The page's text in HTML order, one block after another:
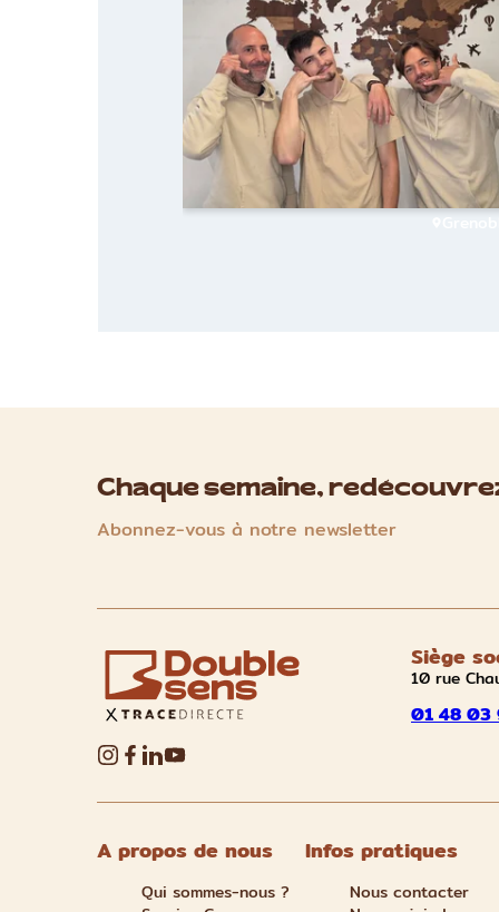
Chaque semaine,
Abonnez-vous à notre newsletter
Siège
10 rue
01 48 03
A propos de nous
Qui sommes-nous ?
Infos pratiques
Nous contacter